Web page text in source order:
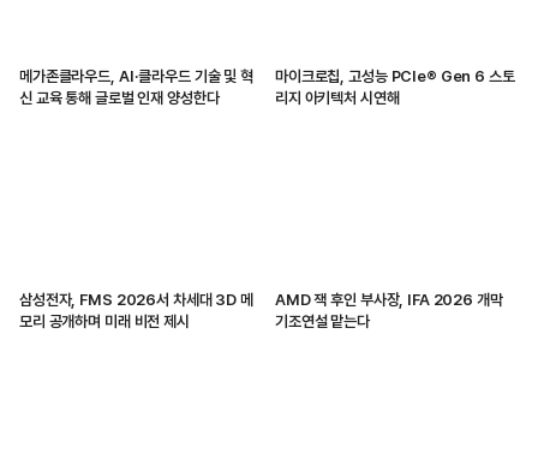
메가존클라우드, AI·클라우드 기술 및 혁
신 교육 통해 글로벌 인재 양성한다
마이크로칩, 고성능 PCIe® Gen 6 스토
리지 아키텍처 시연해
삼성전자, FMS 2026서 차세대 3D 메
모리 공개하며 미래 비전 제시
AMD 잭 후인 부사장, IFA 2026 개막
기조연설 맡는다